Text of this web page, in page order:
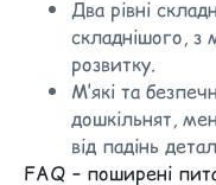
Два рівні
складнішого, з
розвитку.
М’які та
дошкільнят,
від падінь
FAQ – поширені